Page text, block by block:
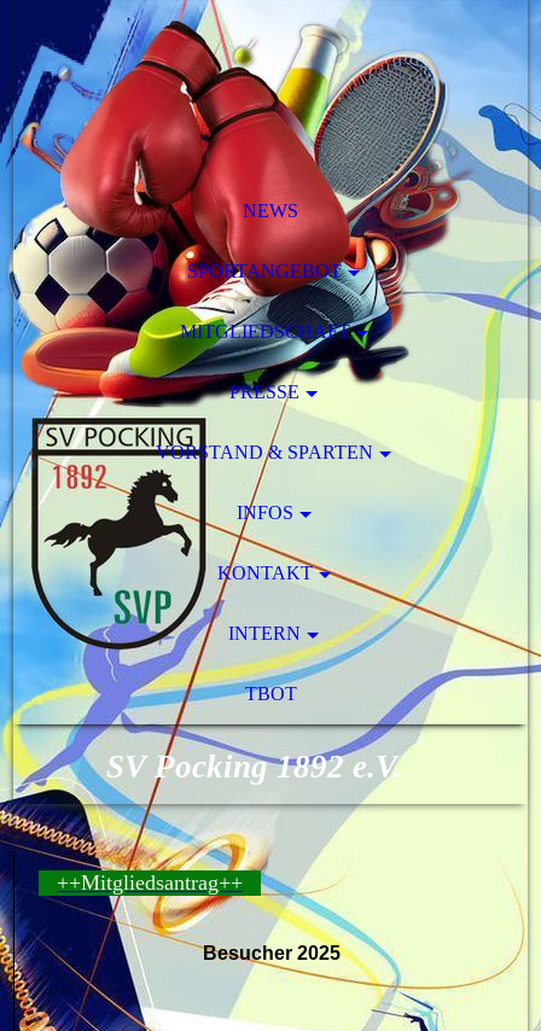
NEWS
SPORTANGEBOT
MITGLIEDSCHAFT
PRESSE
VORSTAND & SPARTEN
INFOS
KONTAKT
INTERN
TBOT
SV Pocking 1892 e.V.
++Mitgliedsantrag++
Besucher 2025